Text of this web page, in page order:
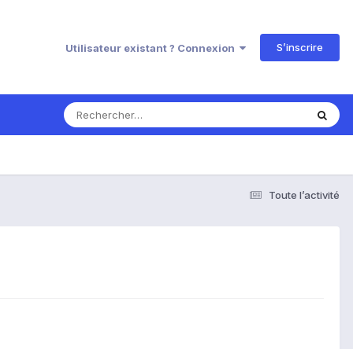
Utilisateur existant ? Connexion S’inscrire
Toute l’activité